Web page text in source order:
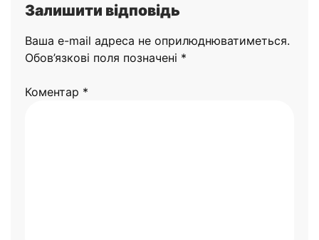
Залишити відповідь
Ваша e-mail адреса не оприлюднюватиметься.
Обов’язкові поля позначені *
Коментар *